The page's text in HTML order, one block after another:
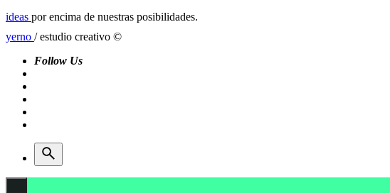
ideas por encima de nuestras posibilidades.
yerno / estudio creativo ©
Follow Us